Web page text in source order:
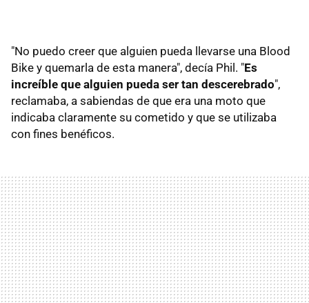
"No puedo creer que alguien pueda llevarse una Blood
Bike y quemarla de esta manera", decía Phil. "Es
increíble que alguien pueda ser tan descerebrado",
reclamaba, a sabiendas de que era una moto que
indicaba claramente su cometido y que se utilizaba
con fines benéficos.